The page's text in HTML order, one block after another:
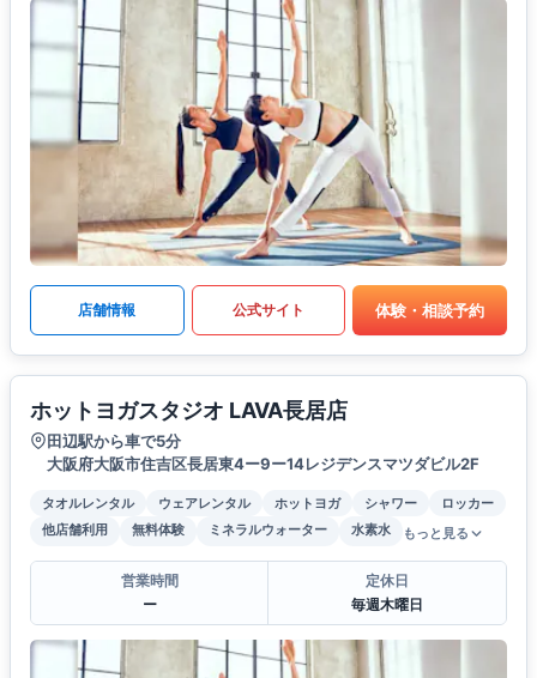
店舗情報 公式サイト 体験・相談予約
ホットヨガスタジオ LAVA長居店
田辺駅から車で5分
大阪府大阪市住吉区長居東4ー9ー14レジデンスマツダビル2F
タオルレンタル ウェアレンタル ホットヨガ シャワー
ロッカー
他店舗利用
無料体験 ミネラルウォーター 水素水 もっと見る
営業時間
ー
定休日
毎週木曜日